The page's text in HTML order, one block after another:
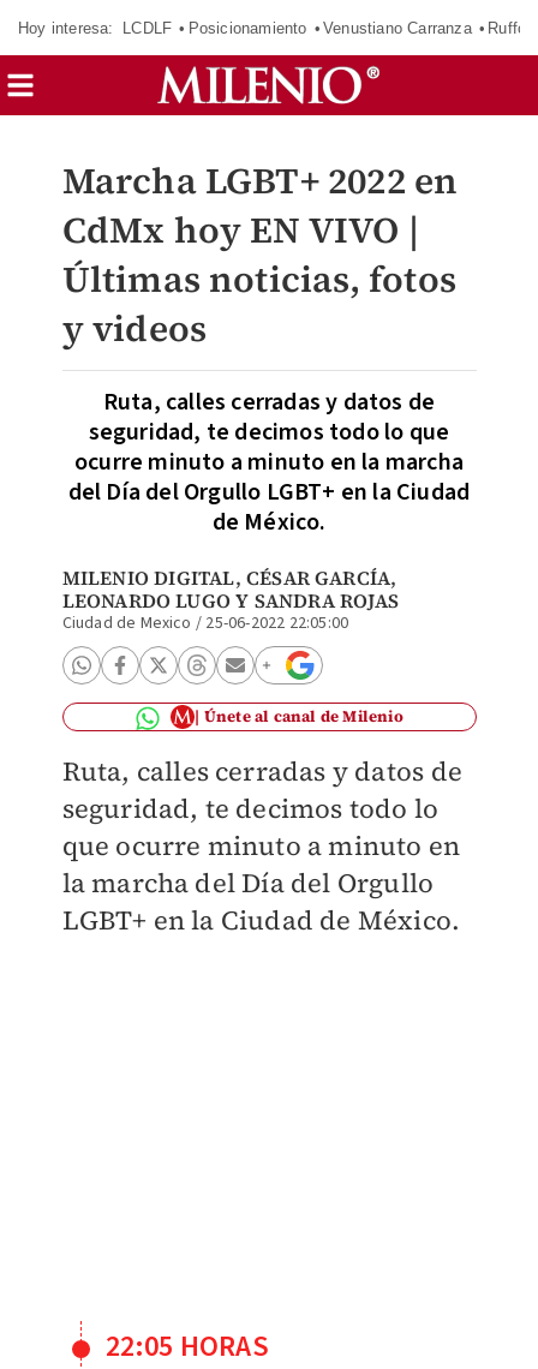
Hoy interesa: LCDLF Posicionamiento Venustiano Carranza Ruffo
Marcha LGBT+ 2022 en
CdMx hoy EN VIVO |
Últimas noticias, fotos
y videos
Ruta, calles cerradas y datos de
seguridad, te decimos todo lo que
ocurre minuto a minuto en la marcha
del Día del Orgullo LGBT+ en la Ciudad
de México.
MILENIO DIGITAL, CÉSAR GARCÍA,
LEONARDO LUGO Y SANDRA ROJAS
Ciudad de Mexico / 25-06-2022 22:05:00
Únete al canal de Milenio
Ruta, calles cerradas y datos de
seguridad, te decimos todo lo
que ocurre minuto a minuto en
la marcha del Día del Orgullo
LGBT+ en la Ciudad de México.
22:05 HORAS